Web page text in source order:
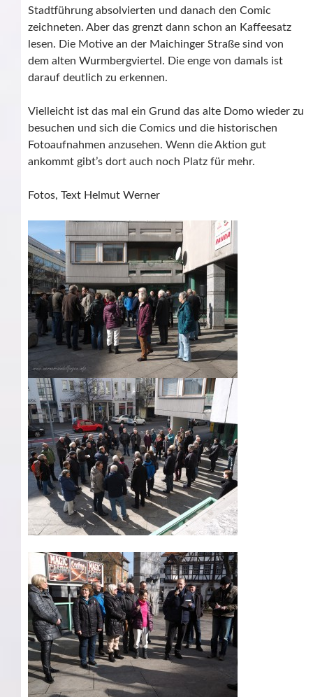
Stadtführung absolvierten und danach den Comic
zeichneten. Aber das grenzt dann schon an Kaffeesatz
lesen. Die Motive an der Maichinger Straße sind von
dem alten Wurmbergviertel. Die enge von damals ist
darauf deutlich zu erkennen.
Vielleicht ist das mal ein Grund das alte Domo wieder zu
besuchen und sich die Comics und die historischen
Fotoaufnahmen anzusehen. Wenn die Aktion gut
ankommt gibt’s dort auch noch Platz für mehr.
Fotos, Text Helmut Werner